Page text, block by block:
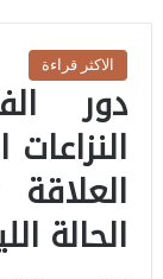
الاكثر قراءة
دور
الحالة